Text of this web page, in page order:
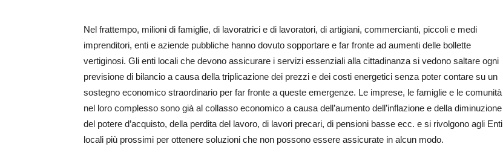
Nel frattempo, milioni di famiglie, di lavoratrici e di lavoratori, di artigiani, commercianti, piccoli e medi
imprenditori, enti e aziende pubbliche hanno dovuto sopportare e far fronte ad aumenti delle bollette
vertiginosi. Gli enti locali che devono assicurare i servizi essenziali alla cittadinanza si vedono saltare ogni
previsione di bilancio a causa della triplicazione dei prezzi e dei costi energetici senza poter contare su un
sostegno economico straordinario per far fronte a queste emergenze. Le imprese, le famiglie e le comunità
nel loro complesso sono già al collasso economico a causa dell’aumento dell’inflazione e della diminuzione
del potere d’acquisto, della perdita del lavoro, di lavori precari, di pensioni basse ecc. e si rivolgono agli Enti
locali più prossimi per ottenere soluzioni che non possono essere assicurate in alcun modo.